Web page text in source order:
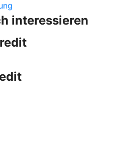
interessieren